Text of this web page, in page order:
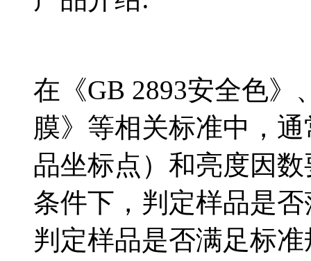
在《GB 2893安全色》
膜》等相关标准中，
品坐标点）和亮度因
条件下，判定样品是
判定样品是否满足标